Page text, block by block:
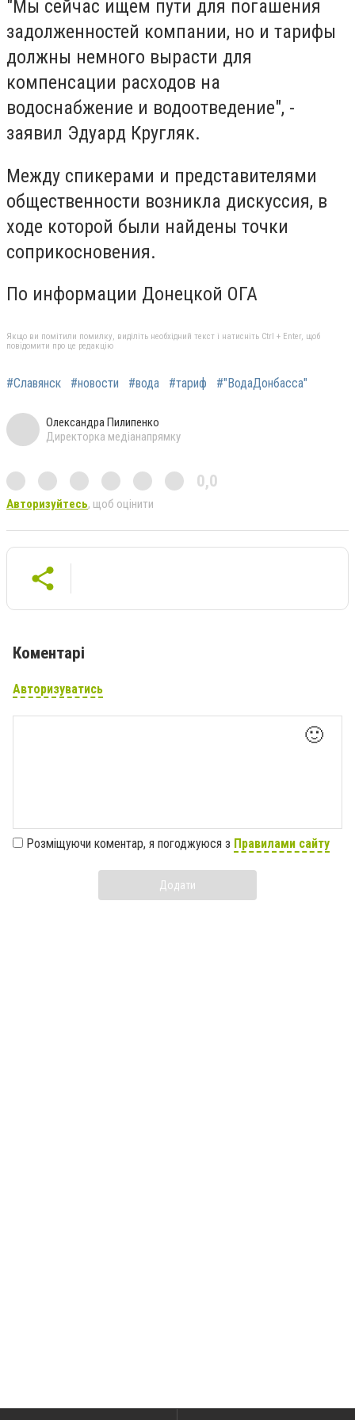
"Мы сейчас ищем пути для погашения
задолженностей компании, но и тарифы
должны немного вырасти для
компенсации расходов на
водоснабжение и водоотведение", -
заявил Эдуард Кругляк.
Между спикерами и представителями
общественности возникла дискуссия, в
ходе которой были найдены точки
соприкосновения.
По информации Донецкой ОГА
Якщо ви помітили помилку, виділіть необхідний текст і натисніть Ctrl + Enter, щоб
повідомити про це редакцію
#Славянск #новости #вода #тариф #"ВодаДонбасса"
Олександра Пилипенко
Директорка медіанапрямку
0,0
Авторизуйтесь, щоб оцінити
Коментарі
Авторизуватись
🙂
Розміщуючи коментар, я погоджуюся з Правилами сайту
Додати